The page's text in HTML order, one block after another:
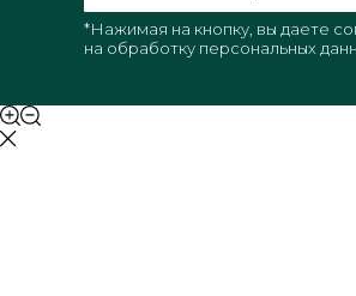
*Нажимая на кнопку, вы даете
на обработку персональных